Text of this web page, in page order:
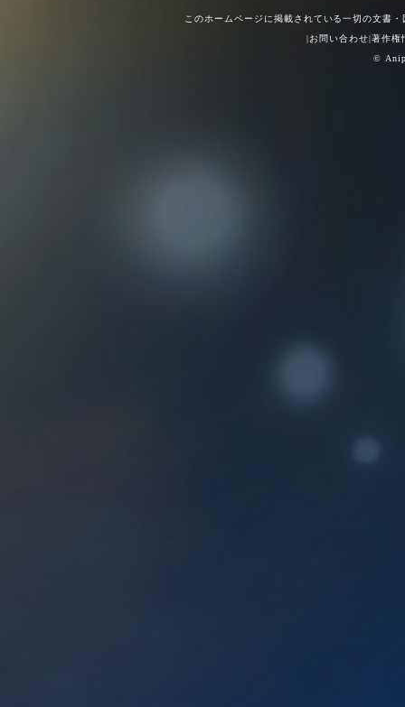
このホームページに掲載されている一切の文書
|お問い合わせ|著作権
©